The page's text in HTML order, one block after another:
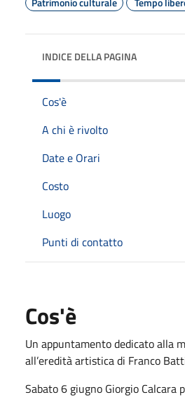
INDICE DELLA PAGINA
Cos'è
A chi è rivolto
Date e Orari
Costo
Luogo
Punti di contatto
Cos'è
Un appuntamento dedicato alla
all’eredità artistica di Franco
Sabato 6 giugno Giorgio Calcara